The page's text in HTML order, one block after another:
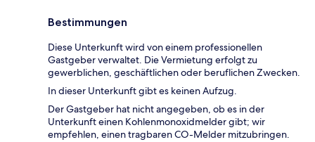
Bestimmungen
Diese Unterkunft wird von einem professionellen
Gastgeber verwaltet. Die Vermietung erfolgt zu
gewerblichen, geschäftlichen oder beruflichen Zwecken.
In dieser Unterkunft gibt es keinen Aufzug.
Der Gastgeber hat nicht angegeben, ob es in der
Unterkunft einen Kohlenmonoxidmelder gibt; wir
empfehlen, einen tragbaren CO-Melder mitzubringen.